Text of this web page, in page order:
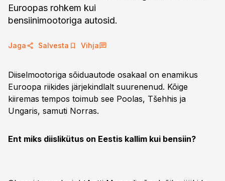
Euroopas rohkem kui
bensiinimootoriga autosid.
Jaga Salvesta Vihja
Diiselmootoriga sõiduautode osakaal on enamikus
Euroopa riikides järjekindlalt suurenenud. Kõige
kiiremas tempos toimub see Poolas, Tšehhis ja
Ungaris, samuti Norras.
Ent miks diislikütus on Eestis kallim kui bensiin?